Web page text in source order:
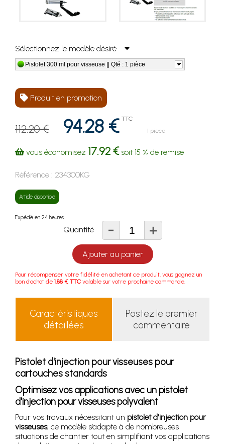
Sélectionnez le modèle désiré
Pistolet 300 ml pour visseuse || Qté : 1 pièce
Produit en promotion
112.20 € 94.28 € TTC
1 pièce
vous économisez 17.92 €soit 15 % de remise
Référence : 234300KG
Article disponible
Expédié en 24 heures
Quantité - +
Ajouter au panier
Pour récompenser votre fidélité en achetant ce produit, vous gagnez un
bon d'achat de 1.88 € TTC valable sur votre prochaine commande.
Caractéristiques
détaillées
Postez le premier
commentaire
Pistolet d'injection pour visseuses pour
cartouches standards
Optimisez vos applications avec un pistolet
d'injection pour visseuses polyvalent
Pour vos travaux nécessitant un pistolet d'injection pour
visseuses, ce modèle s’adapte à de nombreuses
situations de chantier tout en simplifiant vos applications